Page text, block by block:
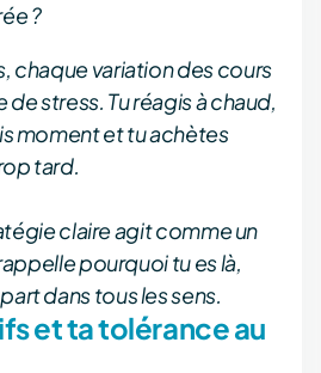
?
chaque variation des cours
stress. Tu réagis à chaud,
moment et tu achètes
tard.
claire agit comme un
pourquoi tu es là,
dans tous les sens.
et ta tolérance au